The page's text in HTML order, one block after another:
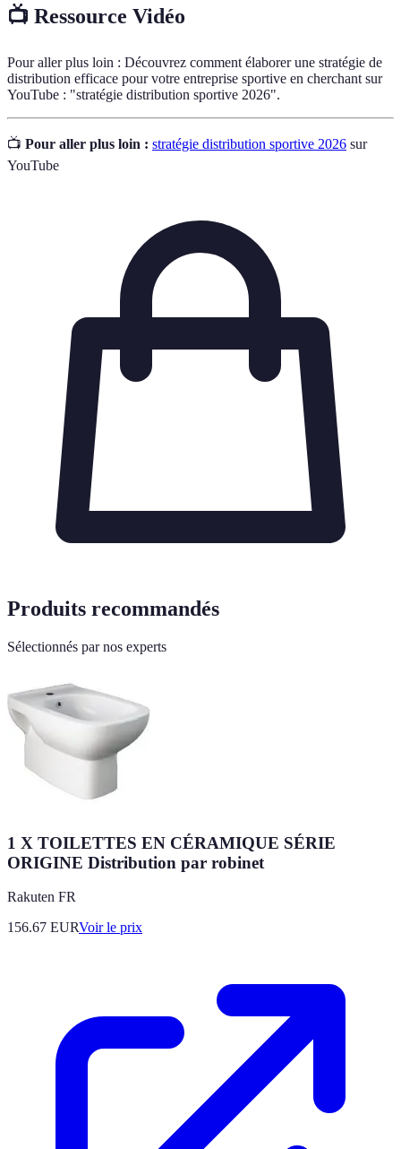
📺 Ressource Vidéo
Pour aller plus loin : Découvrez comment élaborer une stratégie de
distribution efficace pour votre entreprise sportive en cherchant sur
YouTube : "stratégie distribution sportive 2026".
📺 Pour aller plus loin : stratégie distribution sportive 2026 sur
YouTube
Produits recommandés
Sélectionnés par nos experts
1 X TOILETTES EN CÉRAMIQUE SÉRIE
ORIGINE Distribution par robinet
Rakuten FR
156.67 EURVoir le prix